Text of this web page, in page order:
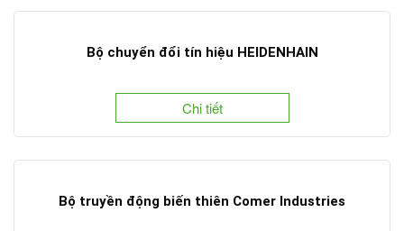
Bộ chuyển đổi tín hiệu HEIDENHAIN
Chi tiết
Bộ truyền động biến thiên Comer Industries